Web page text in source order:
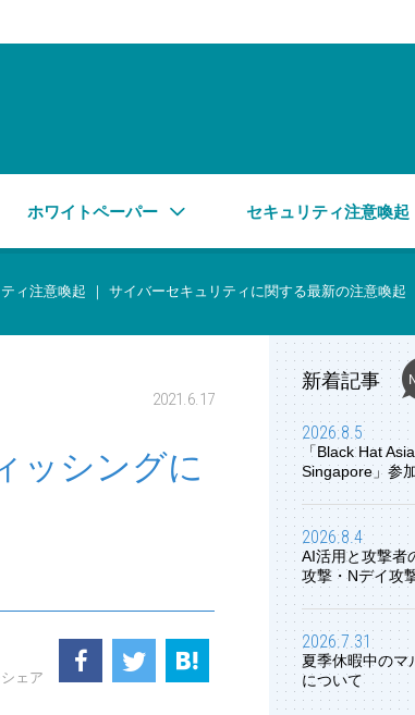
ホワイトペーパー セキュリティ注意喚起
ィ注意喚起 ｜ サイバーセキュリティに関する最新の注意喚起
2021.6.17
ッシングに
ェア
新着記事
2026.8.5
「Black Hat
Singapore」参
2026.8.4
AI活用と攻撃者
攻撃・Nデイ攻
2026.7.31
夏季休暇中のマ
について